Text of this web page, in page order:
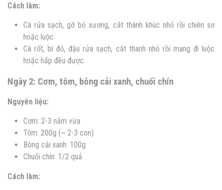
Cách làm:
Cá rửa sạch, gỡ bỏ xương, cắt thành khúc nhỏ rồi chiên sơ
hoặc luộc.
Cà rốt, bí đỏ, đậu rửa sạch, cắt thanh nhỏ rồi mang đi luộc
hoặc hấp đều được.
Ngày 2: Cơm, tôm, bông cải xanh, chuối chín
Nguyên liệu:
Cơm: 2-3 nắm vừa
Tôm: 200g (~ 2-3 con)
Bông cải xanh: 100g
Chuối chín: 1/2 quả
Cách làm: